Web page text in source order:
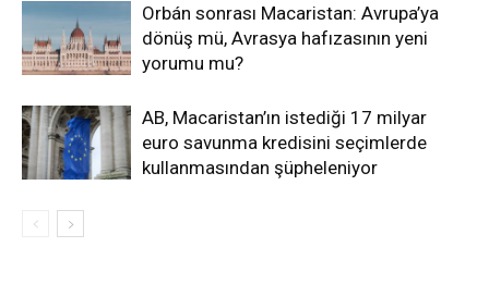
Orbán sonrası Macaristan: Avrupa’ya
dönüş mü, Avrasya hafızasının yeni
yorumu mu?
AB, Macaristan’ın istediği 17 milyar
euro savunma kredisini seçimlerde
kullanmasından şüpheleniyor